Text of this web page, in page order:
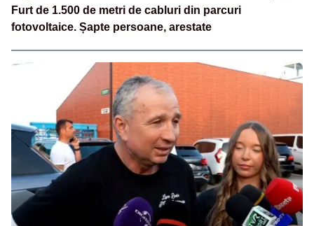
Furt de 1.500 de metri de cabluri din parcuri
fotovoltaice. Șapte persoane, arestate